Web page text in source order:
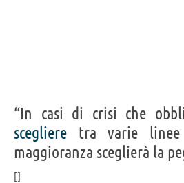
“In casi di crisi che
scegliere tra varie
maggioranza sceglierà la